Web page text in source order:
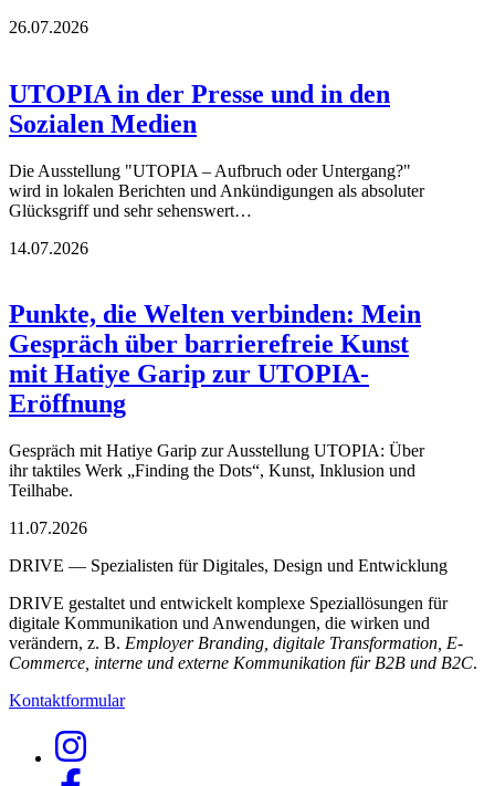
26.07.2026
UTOPIA in der Presse und in den
Sozialen Medien
Die Ausstellung "UTOPIA – Aufbruch oder Untergang?"
wird in lokalen Berichten und Ankündigungen als absoluter
Glücksgriff und sehr sehenswert…
14.07.2026
Punkte, die Welten verbinden: Mein
Gespräch über barrierefreie Kunst
mit Hatiye Garip zur UTOPIA-
Eröffnung
Gespräch mit Hatiye Garip zur Ausstellung UTOPIA: Über
ihr taktiles Werk „Finding the Dots“, Kunst, Inklusion und
Teilhabe.
11.07.2026
DRIVE — Spezialisten für Digitales, Design und Entwicklung
DRIVE gestaltet und entwickelt komplexe Speziallösungen für
digitale Kommunikation und Anwendungen, die wirken und
verändern, z. B. Employer Branding, digitale Transformation, E-
Commerce, interne und externe Kommunikation für B2B und B2C.
Kontaktformular